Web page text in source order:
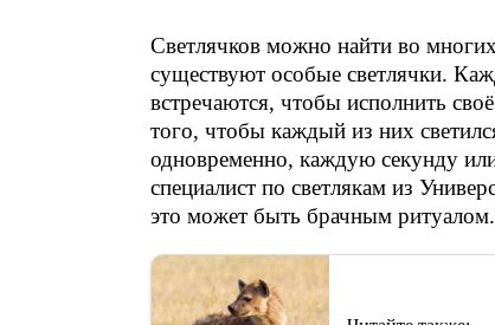
Светлячков можно найти во
существуют особые светлячки.
встречаются, чтобы исполнить
того, чтобы каждый из них
одновременно, каждую секунду
специалист по светлякам из
это может быть брачным